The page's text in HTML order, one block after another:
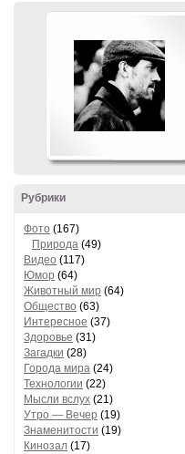
Рубрики
Фото (167)
Природа (49)
Видео (117)
Юмор (64)
Животный мир (64)
Общество (63)
Интересное (37)
Здоровье (31)
Загадки (28)
Города мира (24)
Технологии (22)
Мысли вслух (21)
Утро — Вечер (19)
Знаменитости (19)
Кинозал (17)